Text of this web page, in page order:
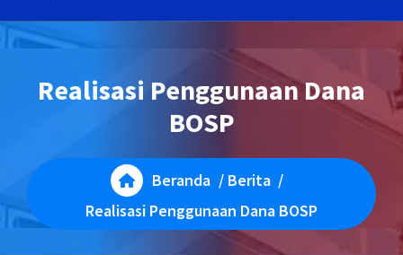
Realisasi Penggunaan Dana
BOSP
Beranda / Berita /
Realisasi Penggunaan Dana BOSP